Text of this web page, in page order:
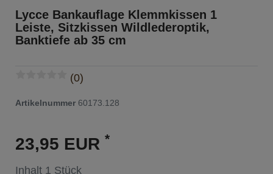
Lycce Bankauflage Klemmkissen 1
Leiste, Sitzkissen Wildlederoptik,
Banktiefe ab 35 cm
(0)
Artikelnummer 60173.128
23,95 EUR *
Inhalt 1 Stück